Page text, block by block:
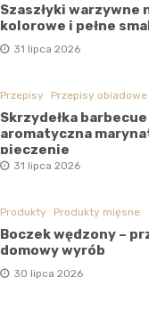
Szaszłyki warzywne
kolorowe i pełne
31 lipca 2026
Przepisy Przepisy obiadowe
Skrzydełka barbecue
aromatyczna
pieczenie
31 lipca 2026
Produkty Produkty mięsne
Boczek wędzony –
domowy wyrób
30 lipca 2026